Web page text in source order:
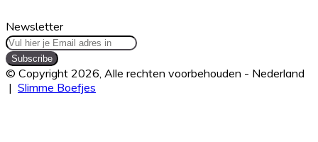
Newsletter
Vul
hier
je
Email
adres
© Copyright 2026, Alle rechten voorbehouden - Nederland
| Slimme Boefjes